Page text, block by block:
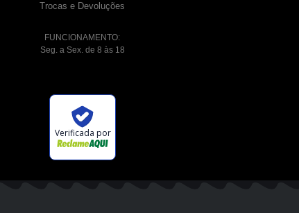
Trocas e Devoluções
FUNCIONAMENTO:
Seg. a Sex. de 8 às 18
Verificada por